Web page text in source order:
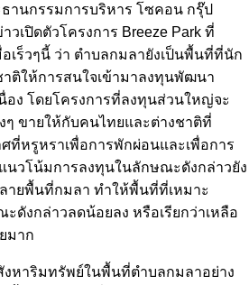
านกรรมการบริหาร โซคอน กรุ๊ป
วเปิดตัวโครงการ Breeze Park ที่
เร็วๆนี้ ว่า ตำบลกมลายังเป็นพื้นที่ที่นัก
ติให้การสนใจเข้ามาลงทุนพัฒนา
อง โดยโครงการที่ลงทุนส่วนใหญ่จะ
ๆ ขายให้กับคนไทยและต่างชาติที่
ที่หรูหราเพื่อการพักผ่อนและเพื่อการ
นวโน้มการลงทุนในลักษณะดังกล่าวยัง
ายพื้นที่กมลา ทำให้พื้นที่ที่เหมาะ
ดังกล่าวลดน้อยลง หรือเรียกว่าเหลือ
มาก
หาริมทรัพย์ในพื้นที่ตำบลกมลาอย่าง